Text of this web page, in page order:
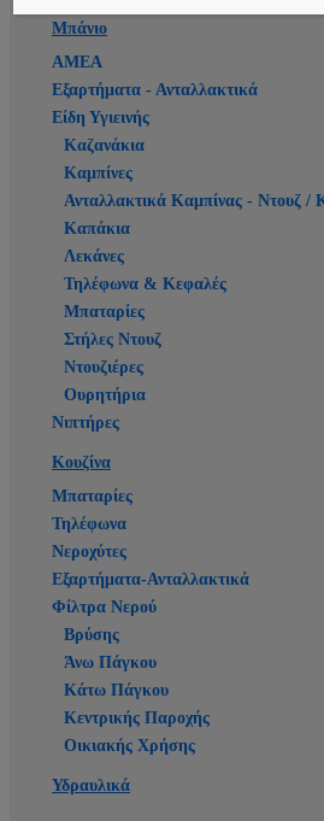
Μπάνιο
ΑΜΕΑ
Εξαρτήματα - Ανταλλακτικά
Είδη Υγιεινής
Καζανάκια
Καμπίνες
Ανταλλακτικά Καμπίνας - Ντουζ /
Καπάκια
Λεκάνες
Τηλέφωνα & Κεφαλές
Μπαταρίες
Στήλες Ντουζ
Ντουζιέρες
Ουρητήρια
Νιπτήρες
Κουζίνα
Μπαταρίες
Τηλέφωνα
Νεροχύτες
Εξαρτήματα-Ανταλλακτικά
Φίλτρα Νερού
Βρύσης
Άνω Πάγκου
Κάτω Πάγκου
Κεντρικής Παροχής
Οικιακής Χρήσης
Υδραυλικά